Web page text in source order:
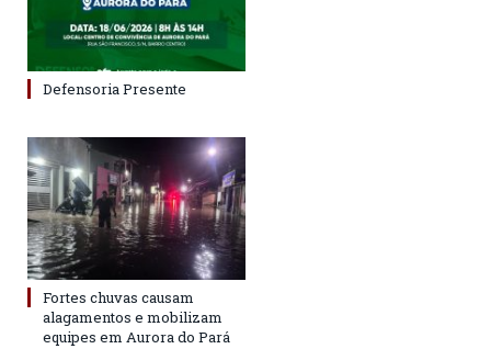
Defensoria Presente
Fortes chuvas causam
alagamentos e mobilizam
equipes em Aurora do Pará